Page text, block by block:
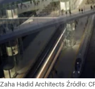
Zaha Hadid Architects Źródło: